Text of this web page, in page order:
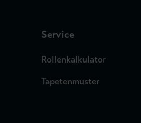
Service
Rollenkalkulator
Tapetenmuster